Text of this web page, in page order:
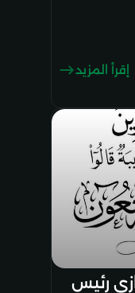
إقرأ المزيد
رئيس